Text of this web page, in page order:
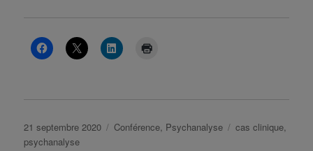
Publié
le
21 septembre 2020 Catégories
Conférence Psychanalyse Étiquettes
cas clinique
psychanalyse